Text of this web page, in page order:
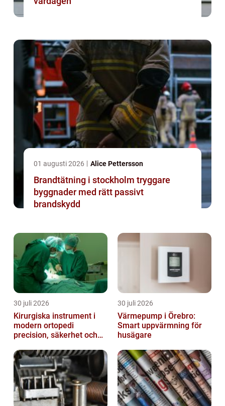
01 augusti 2026 Alice Pettersson
Brandtätning i stockholm tryggare
byggnader med rätt passivt
brandskydd
30 juli 2026
Kirurgiska instrument i
modern ortopedi
precision, säkerhet och
30 juli 2026
Värmepump i Örebro:
Smart uppvärmning för
husägare